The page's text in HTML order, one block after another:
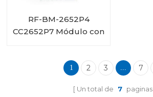
RF-BM-2652P4
CC2652P7 Módulo con
1 2 3 ... 7
Un total de 7 paginas